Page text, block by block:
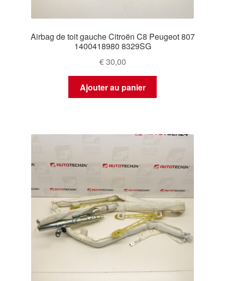
Airbag de toit gauche Citroën C8 Peugeot 807
1400418980 8329SG
€30,00
Ajouter au panier